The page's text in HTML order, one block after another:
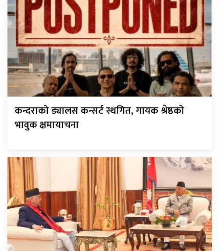
कन्दराको ड्यालस कन्सर्ट स्थगित, गायक श्रेष्ठको
भावुक क्षमायाचना